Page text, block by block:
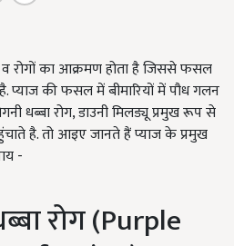
रोगों का आक्रमण होता है जिससे फसल
प्याज की फसल में बीमारियों में पौध गलन
धब्बा रोग, डाउनी मिलड्यू प्रमुख रूप से
है. तो आइए जानते हैं प्याज के प्रमुख
-
रोग (Purple